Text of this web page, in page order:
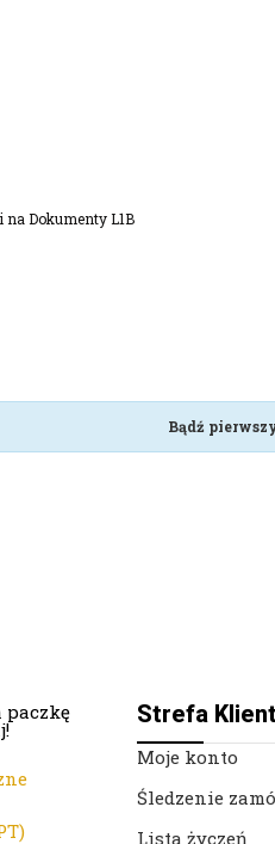
na Dokumenty L1B
Bądź
paczkę Strefa
Moje konto
Śledzenie
Lista życzeń